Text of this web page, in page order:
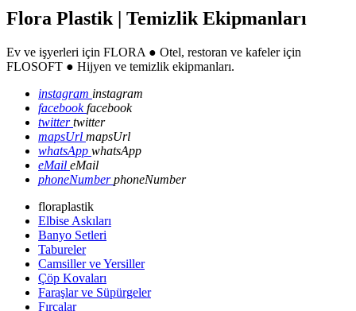
Flora Plastik | Temizlik Ekipmanları
Ev ve işyerleri için FLORA ● Otel, restoran ve kafeler için
FLOSOFT ● Hijyen ve temizlik ekipmanları.
instagram instagram
facebookfacebook
twittertwitter
mapsUrl mapsUrl
whatsApp whatsApp
eMail eMail
phoneNumberphoneNumber
floraplastik
Elbise Askıları
Banyo Setleri
Tabureler
Camsiller ve Yersiller
Çöp Kovaları
Faraşlar ve Süpürgeler
Fırçalar